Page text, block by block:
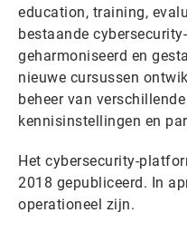
education, training,
bestaande
geharmoniseerd en
nieuwe cursussen
beheer van
kennisinstellingen en
Het cybersecurity-
2018 gepubliceerd. In
operationeel zijn.